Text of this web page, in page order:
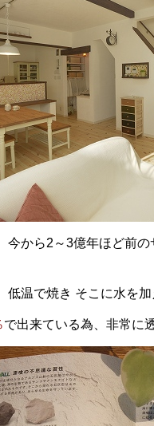
今から2～3億年ほど前
低温で焼き そこに水を
で出来ている為、非常に